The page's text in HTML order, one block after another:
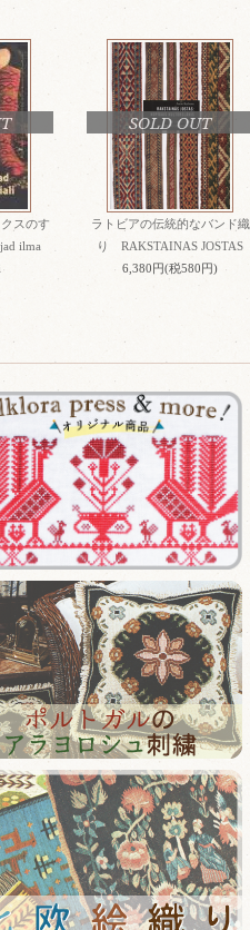
スのす
ilma
SOLD OUT
ラトビアの伝統的なバンド織
り RAKSTAINAS JOSTAS
6,380円(税580円)